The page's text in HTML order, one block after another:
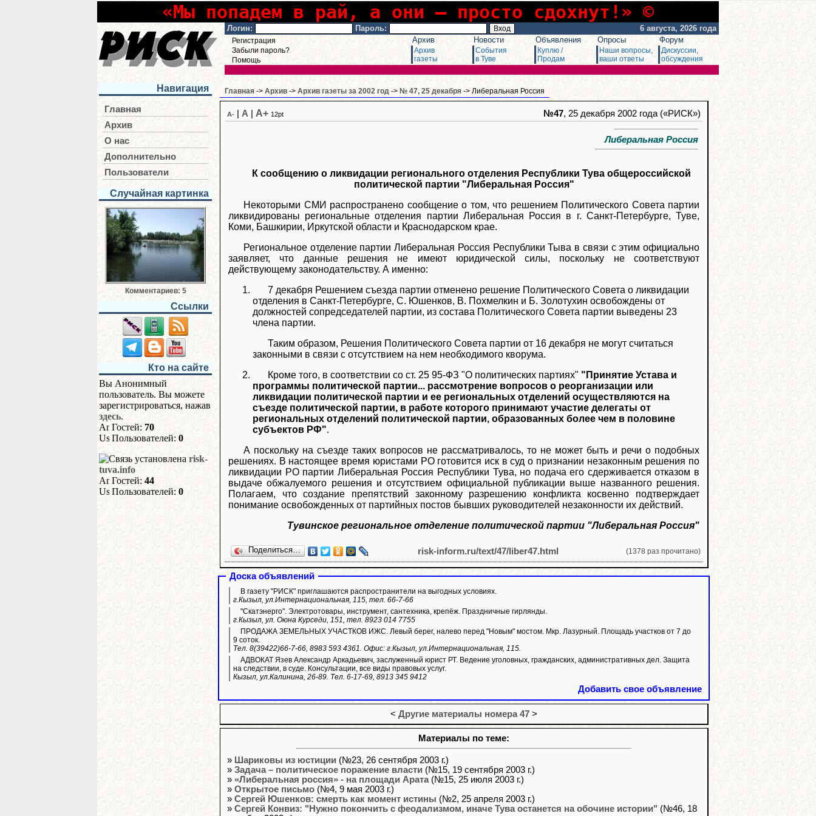
«Мы попадем в рай, а они – просто сдохнут!» ©
Логин: Пароль: 6 августа, 2026 года
Регистрация
Забыли пароль?
Помощь
Архив
Архив
газеты
Новости
События
в Туве
Объявления
Куплю /
Продам
Опросы
Наши вопросы,
ваши ответы
Форум
Дискуссии,
обсуждения
Навигация
Главная
Архив
О нас
Дополнительно
Пользователи
Случайная картинка
Комментариев: 5
Ссылки
Кто на сайте
Вы Анонимный
пользователь. Вы можете
зарегистрироваться, нажав
здесь.
Гостей: 70
Пользователей: 0
risk-
tuva.info
Гостей: 44
Пользователей: 0
Главная -> Архив -> Архив газеты за 2002 год -> № 47, 25 декабря -> Либеральная Россия
A- A A+ 12pt №47, 25 декабря 2002 года («РИСК»)
Либеральная Россия
К сообщению о ликвидации регионального отделения Республики Тува общероссийской
политической партии "Либеральная Россия"
Некоторыми СМИ распространено сообщение о том, что решением Политического Совета партии
ликвидированы региональные отделения партии Либеральная Россия в г. Санкт-Петербурге, Туве,
Коми, Башкирии, Иркутской области и Краснодарском крае.
Региональное отделение партии Либеральная Россия Республики Тыва в связи с этим официально
заявляет, что данные решения не имеют юридической силы, поскольку не соответствуют
действующему законодательству. А именно:
7 декабря Решением съезда партии отменено решение Политического Совета о ликвидации
отделения в Санкт-Петербурге, С. Юшенков, В. Похмелкин и Б. Золотухин освобождены от
должностей сопредседателей партии, из состава Политического Совета партии выведены 23
члена партии.
Таким образом, Решения Политического Совета партии от 16 декабря не могут считаться
законными в связи с отсутствием на нем необходимого кворума.
Кроме того, в соответствии со ст. 25 95-ФЗ "О политических партиях" "Принятие Устава и
программы политической партии... рассмотрение вопросов о реорганизации или
ликвидации политической партии и ее региональных отделений осуществляются на
съезде политической партии, в работе которого принимают участие делегаты от
региональных отделений политической партии, образованных более чем в половине
субъектов РФ".
А поскольку на съезде таких вопросов не рассматривалось, то не может быть и речи о подобных
решениях. В настоящее время юристами РО готовится иск в суд о признании незаконным решения по
ликвидации РО партии Либеральная Россия Республики Тува, но подача его сдерживается отказом в
выдаче обжалуемого решения и отсутствием официальной публикации выше названного решения.
Полагаем, что создание препятствий законному разрешению конфликта косвенно подтверждает
понимание освобожденных от партийных постов бывших руководителей незаконности их действий.
Тувинское региональное отделение политической партии "Либеральная Россия"
Поделиться… risk-inform.ru/text/47/liber47.html (1378 раз прочитано)
Доска объявлений
В газету "РИСК" приглашаются распространители на выгодных условиях.
г.Кызыл, ул.Интернациональная, 115, тел. 66-7-66
"Скатэнерго". Электротовары, инструмент, сантехника, крепёж. Праздничные гирлянды.
г.Кызыл, ул. Оюна Курседи, 151, тел. 8923 014 7755
ПРОДАЖА ЗЕМЕЛЬНЫХ УЧАСТКОВ ИЖС. Левый берег, налево перед "Новым" мостом. Мкр. Лазурный. Площадь участков от 7 до
9 соток.
Тел. 8(39422)66-7-66, 8983 593 4361. Офис: г.Кызыл, ул.Интернациональная, 115.
АДВОКАТ Язев Александр Аркадьевич, заслуженный юрист РТ. Ведение уголовных, гражданских, административных дел. Защита
на следствии, в суде. Консультации, все виды правовых услуг.
Кызыл, ул.Калинина, 26-89. Тел. 6-17-69, 8913 345 9412
Добавить свое объявление
< Другие материалы номера 47 >
Материалы по теме:
» Шариковы из юстиции (№23, 26 сентября 2003 г.)
» Задача – политическое поражение власти (№15, 19 сентября 2003 г.)
» «Либеральная россия» - на площади Арата(№15, 25 июля 2003 г.)
» Открытое письмо (№4, 9 мая 2003 г.)
» Сергей Юшенков: смерть как момент истины (№2, 25 апреля 2003 г.)
» Сергей Конвиз: "Нужно покончить с феодализмом, иначе Тува останется на обочине истории" (№46, 18